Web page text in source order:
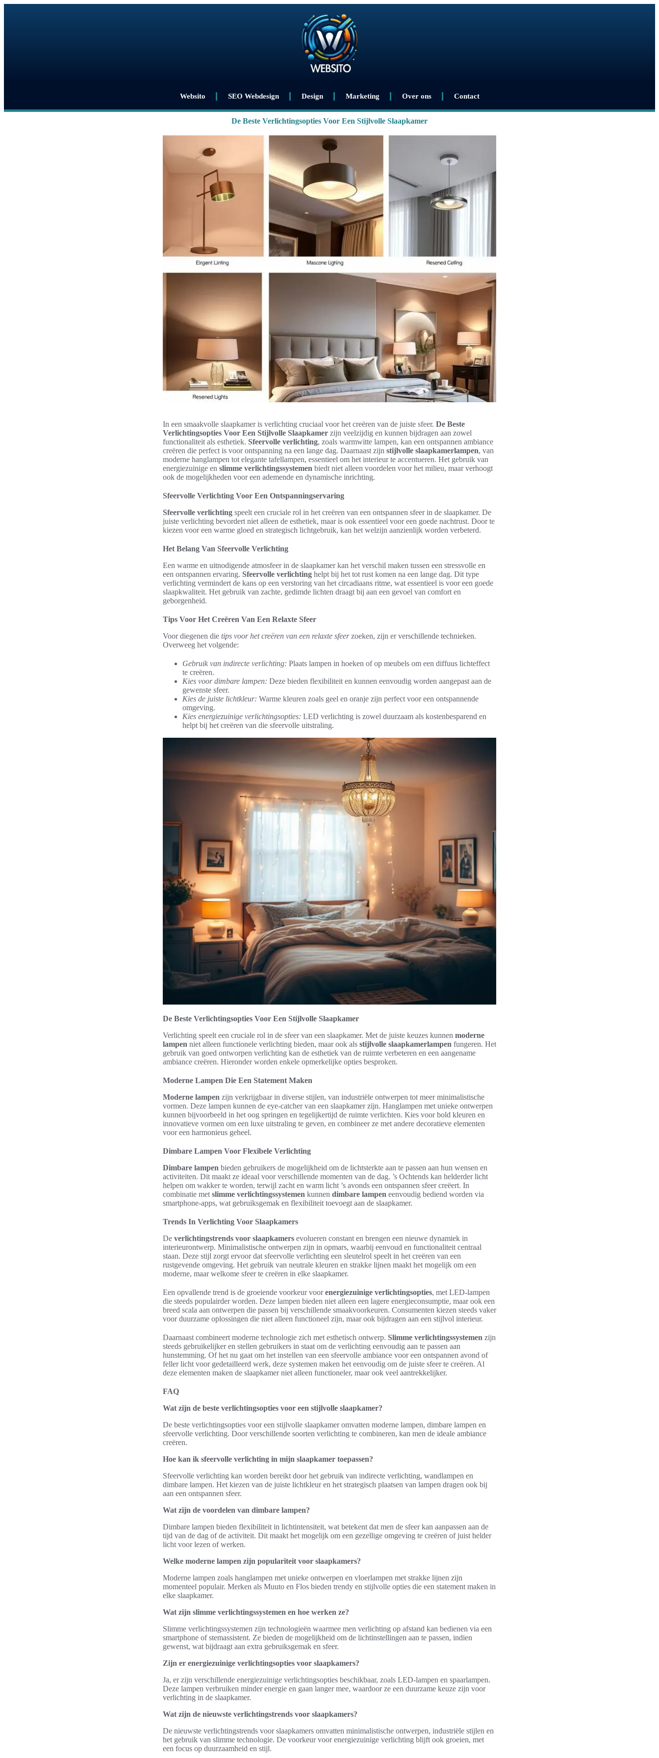
Websito SEO Webdesign Design Marketing Over ons Contact
De Beste Verlichtingsopties Voor Een Stijlvolle Slaapkamer
In een smaakvolle slaapkamer is verlichting cruciaal voor het creëren van de juiste sfeer. De Beste
Verlichtingsopties Voor Een Stijlvolle Slaapkamer zijn veelzijdig en kunnen bijdragen aan zowel
functionaliteit als esthetiek. Sfeervolle verlichting, zoals warmwitte lampen, kan een ontspannen ambiance
creëren die perfect is voor ontspanning na een lange dag. Daarnaast zijn stijlvolle slaapkamerlampen, van
moderne hanglampen tot elegante tafellampen, essentieel om het interieur te accentueren. Het gebruik van
energiezuinige en slimme verlichtingssystemen biedt niet alleen voordelen voor het milieu, maar verhoogt
ook de mogelijkheden voor een ademende en dynamische inrichting.
Sfeervolle Verlichting Voor Een Ontspanningservaring
Sfeervolle verlichting speelt een cruciale rol in het creëren van een ontspannen sfeer in de slaapkamer. De
juiste verlichting bevordert niet alleen de esthetiek, maar is ook essentieel voor een goede nachtrust. Door te
kiezen voor een warme gloed en strategisch lichtgebruik, kan het welzijn aanzienlijk worden verbeterd.
Het Belang Van Sfeervolle Verlichting
Een warme en uitnodigende atmosfeer in de slaapkamer kan het verschil maken tussen een stressvolle en
een ontspannen ervaring. Sfeervolle verlichting helpt bij het tot rust komen na een lange dag. Dit type
verlichting vermindert de kans op een verstoring van het circadiaans ritme, wat essentieel is voor een goede
slaapkwaliteit. Het gebruik van zachte, gedimde lichten draagt bij aan een gevoel van comfort en
geborgenheid.
Tips Voor Het Creëren Van Een Relaxte Sfeer
Voor diegenen die tips voor het creëren van een relaxte sfeerzoeken, zijn er verschillende technieken.
Overweeg het volgende:
Gebruik van indirecte verlichting: Plaats lampen in hoeken of op meubels om een diffuus lichteffect
te creëren.
Kies voor dimbare lampen: Deze bieden flexibiliteit en kunnen eenvoudig worden aangepast aan de
gewenste sfeer.
Kies de juiste lichtkleur: Warme kleuren zoals geel en oranje zijn perfect voor een ontspannende
omgeving.
Kies energiezuinige verlichtingsopties: LED verlichting is zowel duurzaam als kostenbesparend en
helpt bij het creëren van die sfeervolle uitstraling.
De Beste Verlichtingsopties Voor Een Stijlvolle Slaapkamer
Verlichting speelt een cruciale rol in de sfeer van een slaapkamer. Met de juiste keuzes kunnen moderne
lampen niet alleen functionele verlichting bieden, maar ook als stijlvolle slaapkamerlampen fungeren. Het
gebruik van goed ontworpen verlichting kan de esthetiek van de ruimte verbeteren en een aangename
ambiance creëren. Hieronder worden enkele opmerkelijke opties besproken.
Moderne Lampen Die Een Statement Maken
Moderne lampen zijn verkrijgbaar in diverse stijlen, van industriële ontwerpen tot meer minimalistische
vormen. Deze lampen kunnen de eye-catcher van een slaapkamer zijn. Hanglampen met unieke ontwerpen
kunnen bijvoorbeeld in het oog springen en tegelijkertijd de ruimte verlichten. Kies voor bold kleuren en
innovatieve vormen om een luxe uitstraling te geven, en combineer ze met andere decoratieve elementen
voor een harmonieus geheel.
Dimbare Lampen Voor Flexibele Verlichting
Dimbare lampen bieden gebruikers de mogelijkheid om de lichtsterkte aan te passen aan hun wensen en
activiteiten. Dit maakt ze ideaal voor verschillende momenten van de dag. ’s Ochtends kan helderder licht
helpen om wakker te worden, terwijl zacht en warm licht ’s avonds een ontspannen sfeer creëert. In
combinatie met slimme verlichtingssystemen kunnen dimbare lampen eenvoudig bediend worden via
smartphone-apps, wat gebruiksgemak en flexibiliteit toevoegt aan de slaapkamer.
Trends In Verlichting Voor Slaapkamers
De verlichtingstrends voor slaapkamers evolueren constant en brengen een nieuwe dynamiek in
interieurontwerp. Minimalistische ontwerpen zijn in opmars, waarbij eenvoud en functionaliteit centraal
staan. Deze stijl zorgt ervoor dat sfeervolle verlichting een sleutelrol speelt in het creëren van een
rustgevende omgeving. Het gebruik van neutrale kleuren en strakke lijnen maakt het mogelijk om een
moderne, maar welkome sfeer te creëren in elke slaapkamer.
Een opvallende trend is de groeiende voorkeur voorenergiezuinige verlichtingsopties, met LED-lampen
die steeds populairder worden. Deze lampen bieden niet alleen een lagere energieconsumptie, maar ook een
breed scala aan ontwerpen die passen bij verschillende smaakvoorkeuren. Consumenten kiezen steeds vaker
voor duurzame oplossingen die niet alleen functioneel zijn, maar ook bijdragen aan een stijlvol interieur.
Daarnaast combineert moderne technologie zich met esthetisch ontwerp. Slimme verlichtingssystemen zijn
steeds gebruikelijker en stellen gebruikers in staat om de verlichting eenvoudig aan te passen aan
hunstemming. Of het nu gaat om het instellen van een sfeervolle ambiance voor een ontspannen avond of
feller licht voor gedetailleerd werk, deze systemen maken het eenvoudig om de juiste sfeer te creëren. Al
deze elementen maken de slaapkamer niet alleen functioneler, maar ook veel aantrekkelijker.
FAQ
Wat zijn de beste verlichtingsopties voor een stijlvolle slaapkamer?
De beste verlichtingsopties voor een stijlvolle slaapkamer omvatten moderne lampen, dimbare lampen en
sfeervolle verlichting. Door verschillende soorten verlichting te combineren, kan men de ideale ambiance
creëren.
Hoe kan ik sfeervolle verlichting in mijn slaapkamer toepassen?
Sfeervolle verlichting kan worden bereikt door het gebruik van indirecte verlichting, wandlampen en
dimbare lampen. Het kiezen van de juiste lichtkleur en het strategisch plaatsen van lampen dragen ook bij
aan een ontspannen sfeer.
Wat zijn de voordelen van dimbare lampen?
Dimbare lampen bieden flexibiliteit in lichtintensiteit, wat betekent dat men de sfeer kan aanpassen aan de
tijd van de dag of de activiteit. Dit maakt het mogelijk om een gezellige omgeving te creëren of juist helder
licht voor lezen of werken.
Welke moderne lampen zijn populariteit voor slaapkamers?
Moderne lampen zoals hanglampen met unieke ontwerpen en vloerlampen met strakke lijnen zijn
momenteel populair. Merken als Muuto en Flos bieden trendy en stijlvolle opties die een statement maken in
elke slaapkamer.
Wat zijn slimme verlichtingssystemen en hoe werken ze?
Slimme verlichtingssystemen zijn technologieën waarmee men verlichting op afstand kan bedienen via een
smartphone of stemassistent. Ze bieden de mogelijkheid om de lichtinstellingen aan te passen, indien
gewenst, wat bijdraagt aan extra gebruiksgemak en sfeer.
Zijn er energiezuinige verlichtingsopties voor slaapkamers?
Ja, er zijn verschillende energiezuinige verlichtingsopties beschikbaar, zoals LED-lampen en spaarlampen.
Deze lampen verbruiken minder energie en gaan langer mee, waardoor ze een duurzame keuze zijn voor
verlichting in de slaapkamer.
Wat zijn de nieuwste verlichtingstrends voor slaapkamers?
De nieuwste verlichtingstrends voor slaapkamers omvatten minimalistische ontwerpen, industriële stijlen en
het gebruik van slimme technologie. De voorkeur voor energiezuinige verlichting blijft ook groeien, met
een focus op duurzaamheid en stijl.